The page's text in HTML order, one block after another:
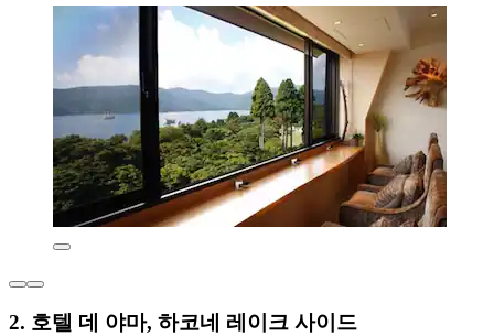
2. 호텔 데 야마, 하코네 레이크 사이드